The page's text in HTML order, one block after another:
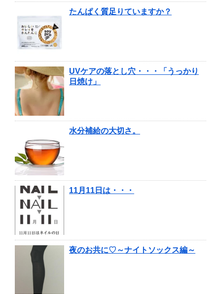
たんぱく質足りていますか？
UVケアの落とし穴・・・「うっかり
日焼け」
水分補給の大切さ。
11月11日は・・・
夜のお共に♡～ナイトソックス編～